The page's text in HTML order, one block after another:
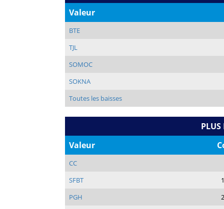
Valeur
BTE
TJL
SOMOC
SOKNA
Toutes les baisses
PLUS
Valeur
CC
SFBT
PGH